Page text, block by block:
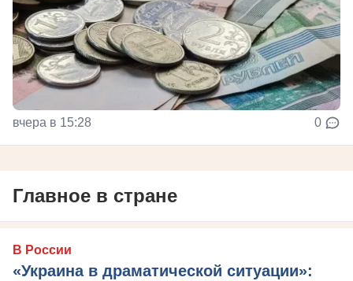
вчера в 15:28 0
Главное в стране
В России
«Украина в драматической ситуации»: